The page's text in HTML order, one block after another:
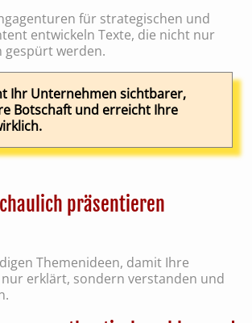
für strategischen und
entwickeln Texte, die nicht nur
gespürt werden.
Ihr Unternehmen sichtbarer,
Botschaft und erreicht Ihre
präsentieren
Themenideen, damit Ihre
erklärt, sondern verstanden und